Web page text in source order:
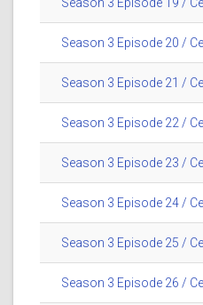
Season 3 Episode 19 /
Season 3 Episode 20 /
Season 3 Episode 21 /
Season 3 Episode 22 /
Season 3 Episode 23 /
Season 3 Episode 24 /
Season 3 Episode 25 /
Season 3 Episode 26 /